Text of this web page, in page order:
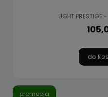
LIGHT PRESTIGE
do
promocja